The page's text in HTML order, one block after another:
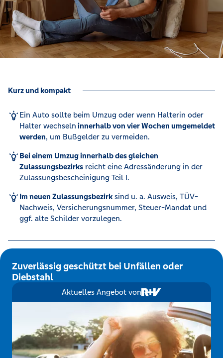
Kurz und kompakt
Ein Auto sollte beim Umzug oder wenn Halterin oder
Halter wechseln innerhalb von vier Wochen umgemeldet
werden, um Bußgelder zu vermeiden.
Bei einem Umzug innerhalb des gleichen
Zulassungsbezirksreicht eine Adressänderung in der
Zulassungsbescheinigung Teil I.
Im neuen Zulassungsbezirksind u. a. Ausweis, TÜV-
Nachweis, Versicherungsnummer, Steuer-Mandat und
ggf. alte Schilder vorzulegen.
Zuverlässig geschützt bei Unfällen oder
Diebstahl
Aktuelles Angebot von